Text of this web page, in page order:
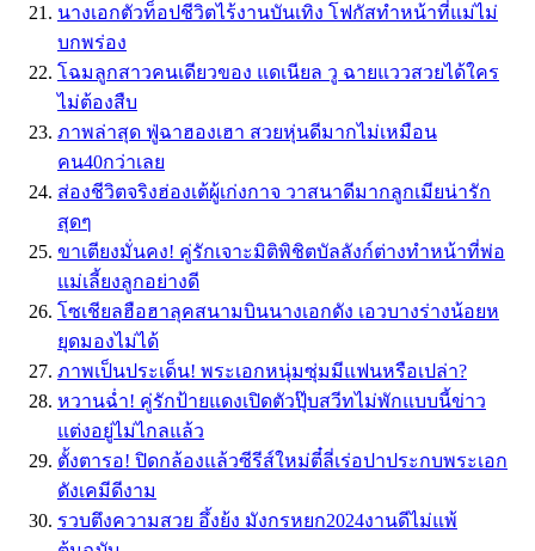
นางเอกตัวท็อปชีวิตไร้งานบันเทิง โฟกัสทำหน้าที่แม่ไม่
บกพร่อง
โฉมลูกสาวคนเดียวของ แดเนียล วู ฉายแววสวยได้ใคร
ไม่ต้องสืบ
ภาพล่าสุด ฟู่ฉาฮองเฮา สวยหุ่นดีมากไม่เหมือน
คน40กว่าเลย
ส่องชีวิตจริงฮ่องเต้ผู้เก่งกาจ วาสนาดีมากลูกเมียน่ารัก
สุดๆ
ขาเตียงมั่นคง! คู่รักเจาะมิติพิชิตบัลลังก์​ต่างทำหน้าที่พ่อ
แม่เลี้ยงลูกอย่างดี
โซเชียลฮือฮาลุคสนามบินนางเอกดัง เอวบางร่างน้อยห
ยุดมองไม่ได้
ภาพเป็นประเด็น! พระเอกหนุ่มซุ่มมีแฟนหรือเปล่า?
หวานฉ่ำ! คู่รักป้ายแดงเปิดตัวปุ๊บสวีทไม่พักแบบนี้ข่าว
แต่งอยู่ไม่ไกลแล้ว
ตั้งตารอ! ปิดกล้องแล้วซีรีส์ใหม่ตี๋ลี่เร่อปาประกบพระเอก
ดังเคมีดีงาม
รวบตึงความสวย อึ้งย้ง มังกรหยก2024งานดีไม่แพ้